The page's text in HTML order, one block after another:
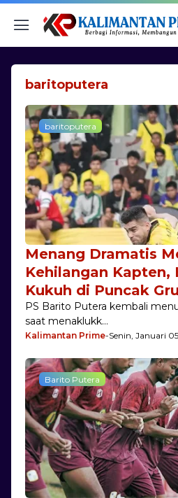
baritoputera
baritoputera
Menang Dramatis
Kehilangan Kapten,
Kukuh di Puncak
PS Barito Putera kembali
saat menaklukk…
Kalimantan Prime-Senin, Januari
Barito Putera